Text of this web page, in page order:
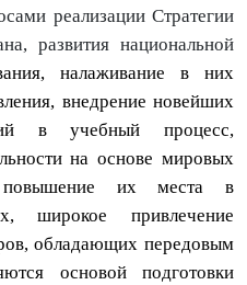
реализации Стратегии
развития национальной
налаживание в них
внедрение новейших
в учебный процесс,
на основе мировых
повышение их места в
широкое привлечение
обладающих передовым
основой подготовки